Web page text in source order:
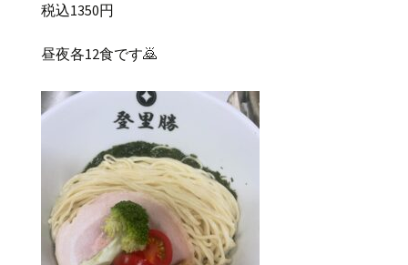
税込1350円
昼夜各12食です🙇